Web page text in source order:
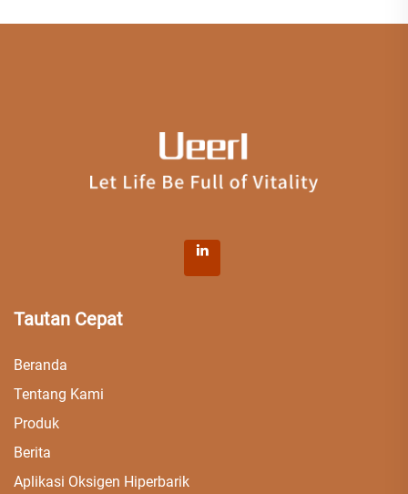
Tautan Cepat
Beranda
Tentang Kami
Produk
Berita
Aplikasi Oksigen Hiperbarik